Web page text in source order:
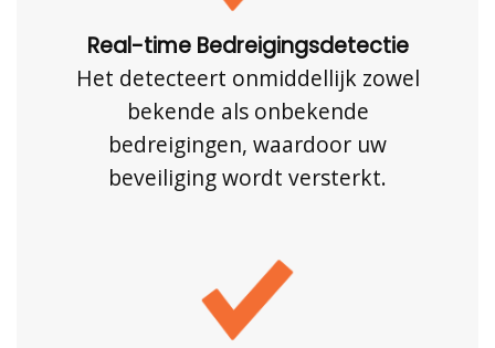
Real-time Bedreigingsdetectie
Het detecteert onmiddellijk zowel
bekende als onbekende
bedreigingen, waardoor uw
beveiliging wordt versterkt.